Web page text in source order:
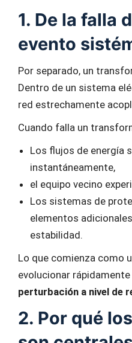
1. De la falla
evento
Por separado, un
Dentro de un sistema
red estrechamente
Cuando falla un
Los flujos de energía
instantáneamente,
el equipo vecino
Los sistemas de
elementos
estabilidad.
Lo que comienza como
evolucionar
perturbación a nivel de
2. Por qué